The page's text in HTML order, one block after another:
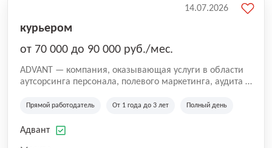
курьером
от 70 000 до 90 000 руб./мес.
ADVANT — компания, оказывающая услуги в области
аутсорсинга персонала, полевого маркетинга, аудита и
региональных клиентов. Мы работаем на рынке с
Казахстана и Беларуси, сотрудничая с компаниями из
Прямой работодатель От 1 года до 3 лет Полный день
Адвант
14.07.2026